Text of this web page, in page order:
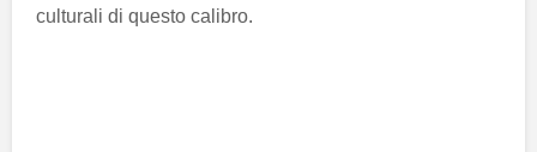
culturali di questo calibro.